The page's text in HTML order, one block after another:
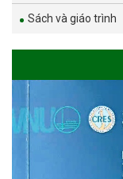
Sách và giáo trình